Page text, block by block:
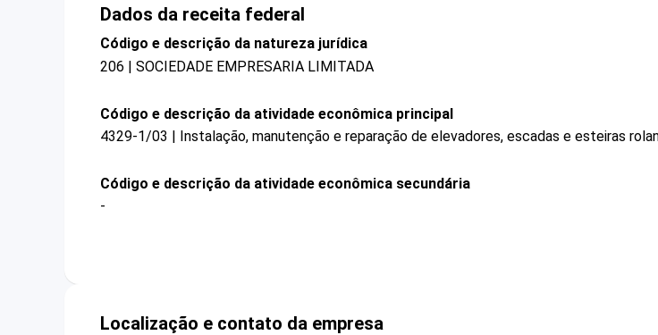
Dados da receita federal
Código e descrição da natureza jurídica
206 | SOCIEDADE EMPRESARIA LIMITADA
Código e descrição da atividade econômica principal
4329-1/03 | Instalação, manutenção e reparação de elevadores, escadas e esteiras
Código e descrição da atividade econômica secundária
-
Localização e contato da empresa